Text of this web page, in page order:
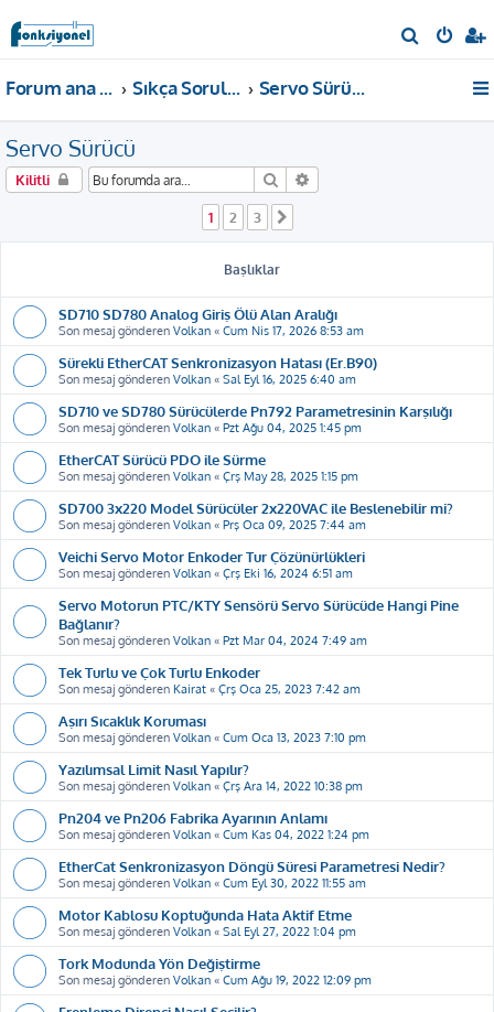
r
Forum ana sayfa Sıkça Sorulan Sorular Servo Sürücü
Servo Sürücü
Kilitli Ara
1 2 3
Başlıklar
SD710 SD780 Analog Giriş Ölü Alan Aralığı
Son mesaj gönderen Volkan « Cum Nis 17, 2026 8:53 am
Sürekli EtherCAT Senkronizasyon Hatası (Er.B90)
Son mesaj gönderen Volkan « Sal Eyl 16, 2025 6:40 am
SD710 ve SD780 Sürücülerde Pn792 Parametresinin Karşılığı
Son mesaj gönderen Volkan « Pzt Ağu 04, 2025 1:45 pm
EtherCAT Sürücü PDO ile Sürme
Son mesaj gönderen Volkan « Çrş May 28, 2025 1:15 pm
SD700 3x220 Model Sürücüler 2x220VAC ile Beslenebilir mi?
Son mesaj gönderen Volkan « Prş Oca 09, 2025 7:44 am
Veichi Servo Motor Enkoder Tur Çözünürlükleri
Son mesaj gönderen Volkan « Çrş Eki 16, 2024 6:51 am
Servo Motorun PTC/KTY Sensörü Servo Sürücüde Hangi Pine
Bağlanır?
Son mesaj gönderen Volkan « Pzt Mar 04, 2024 7:49 am
Tek Turlu ve Çok Turlu Enkoder
Son mesaj gönderen Kairat « Çrş Oca 25, 2023 7:42 am
Aşırı Sıcaklık Koruması
Son mesaj gönderen Volkan « Cum Oca 13, 2023 7:10 pm
Yazılımsal Limit Nasıl Yapılır?
Son mesaj gönderen Volkan « Çrş Ara 14, 2022 10:38 pm
Pn204 ve Pn206 Fabrika Ayarının Anlamı
Son mesaj gönderen Volkan « Cum Kas 04, 2022 1:24 pm
EtherCat Senkronizasyon Döngü Süresi Parametresi Nedir?
Son mesaj gönderen Volkan « Cum Eyl 30, 2022 11:55 am
Motor Kablosu Koptuğunda Hata Aktif Etme
Son mesaj gönderen Volkan « Sal Eyl 27, 2022 1:04 pm
Tork Modunda Yön Değiştirme
Son mesaj gönderen Volkan « Cum Ağu 19, 2022 12:09 pm